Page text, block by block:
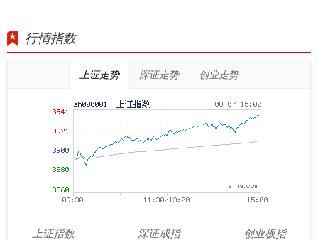
行情指数
上证走势 深证走势 创业走势
上证指数
深证成指
创业板指